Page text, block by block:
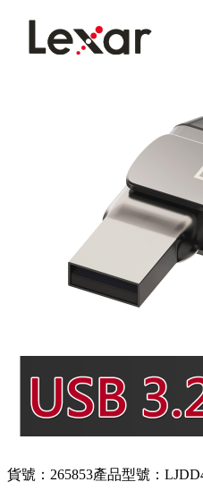
貨號：265853產品型號：